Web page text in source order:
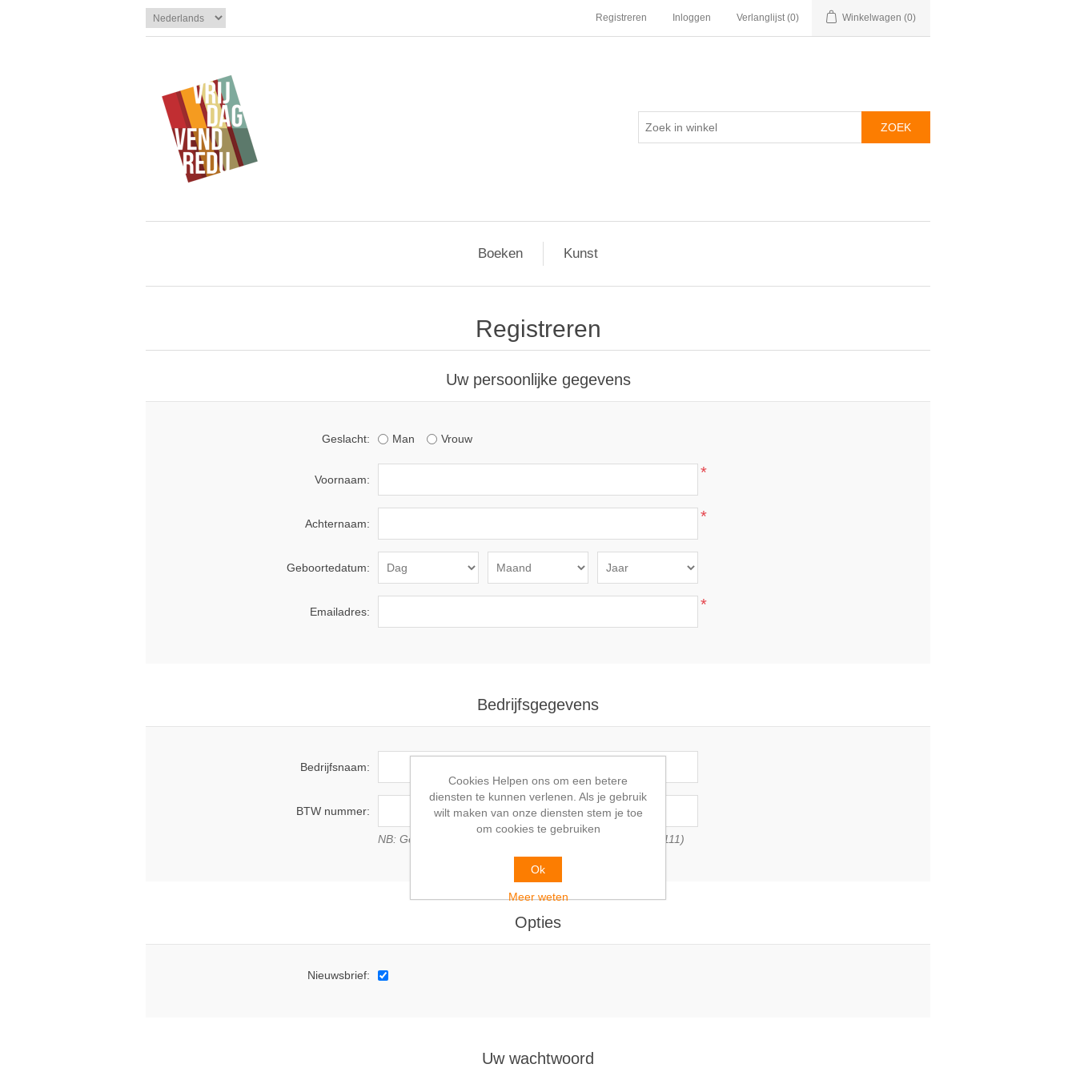
Registreren Inloggen Verlanglijst (0) Winkelwagen (0)
Boeken Kunst
Registreren
Uw persoonlijke gegevens
Geslacht: Man Vrouw
Voornaam: *
Achternaam: *
Geboortedatum:
Emailadres: *
Bedrijfsgegevens
Bedrijfsnaam:
BTW nummer:
NB: Geef BTW nummer met landscode (b.v. NL 1111 11 111)
Opties
Nieuwsbrief:
Uw wachtwoord
Cookies Helpen ons om een betere
diensten te kunnen verlenen. Als je gebruik
wilt maken van onze diensten stem je toe
om cookies te gebruiken
Ok
Meer weten